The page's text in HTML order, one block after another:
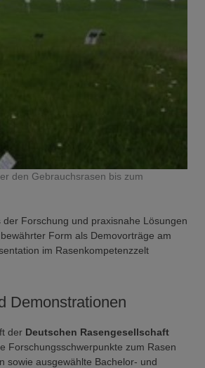
den Gebrauchsrasen bis zum
Forschung und praxisnahe Lösungen
Form als Demovorträge am
im Rasenkompetenzzelt
Demonstrationen
der Deutschen Rasengesellschaft
Forschungsschwerpunkte zum Rasen
sowie ausgewählte Bachelor- und